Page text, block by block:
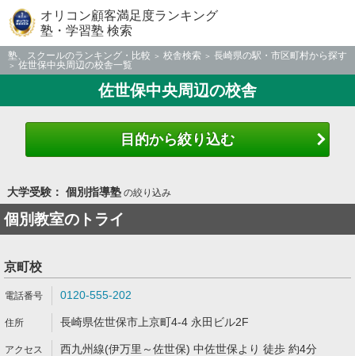
オリコン顧客満足度ランキング
塾・学習塾 検索
塾、スクールのランキング・比較 校舎検索
長崎県の駅・市区町村から探す
佐世保中央周辺の校舎一覧
佐世保中央周辺の校舎
目的から絞り込む
大学受験： 個別指導塾の絞り込み
個別教室のトライ
京町校
0120-555-202
長崎県佐世保市上京町4-4 永田ビル2F
西九州線(伊万里～佐世保) 中佐世保より 徒歩 約4分